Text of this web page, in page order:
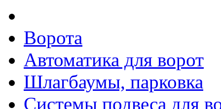
Ворота
Автоматика для ворот
Шлагбаумы, парковка
Системы подвеса для